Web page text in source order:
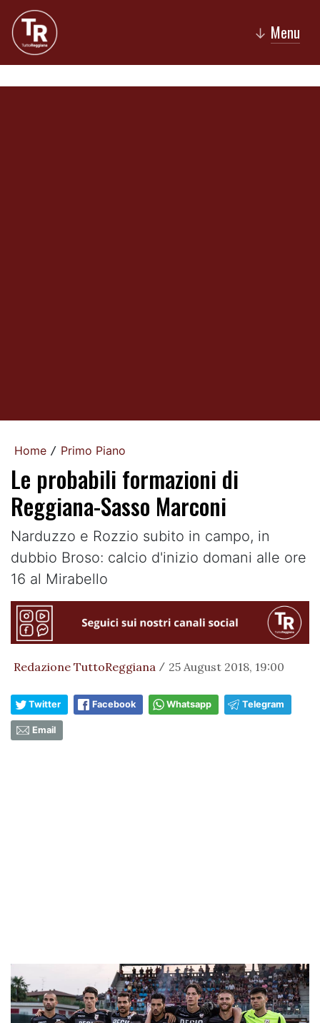
↓ Menu
Home / Primo Piano
Le probabili formazioni di
Reggiana-Sasso Marconi
Narduzzo e Rozzio subito in campo, in
dubbio Broso: calcio d'inizio domani alle ore
16 al Mirabello
Redazione TuttoReggiana / 25 August 2018, 19:00
Twitter Facebook Whatsapp Telegram
Email